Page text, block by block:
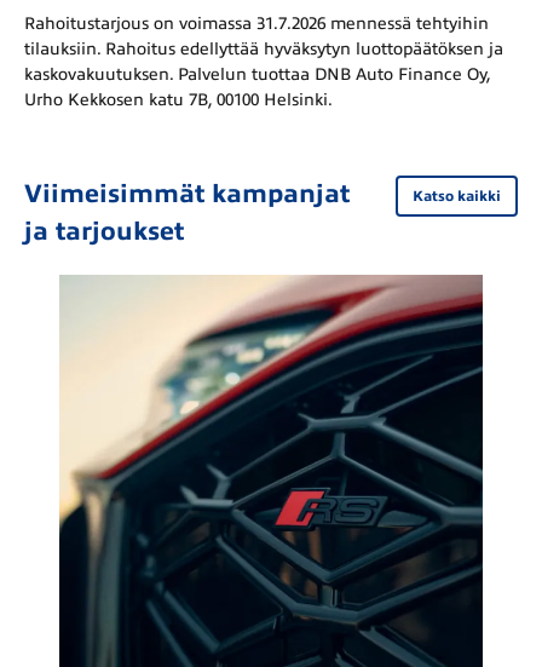
Rahoitustarjous on voimassa 31.7.2026 mennessä tehtyihin
tilauksiin. Rahoitus edellyttää hyväksytyn luottopäätöksen ja
kaskovakuutuksen. Palvelun tuottaa DNB Auto Finance Oy,
Urho Kekkosen katu 7B, 00100 Helsinki.
Viimeisimmät kampanjat
ja tarjoukset
Katso kaikki